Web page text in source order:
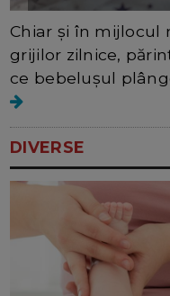
Chiar și în mijlocul
grijilor zilnice,
ce bebelușul
DIVERSE